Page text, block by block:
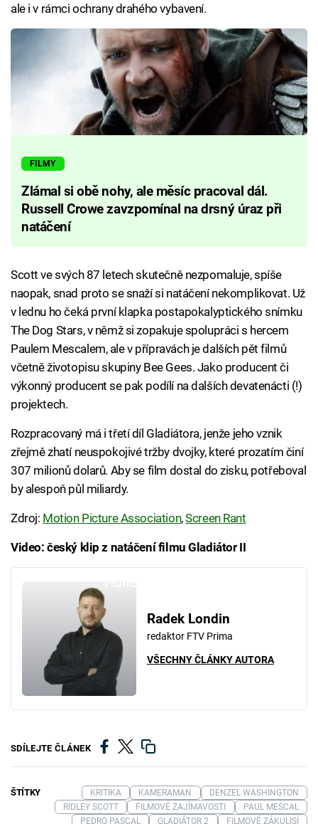
ale i v rámci ochrany drahého vybavení.
FILMY
Zlámal si obě nohy, ale měsíc pracoval dál.
Russell Crowe zavzpomínal na drsný úraz při
natáčení
Scott ve svých 87 letech skutečně nezpomaluje, spíše
naopak, snad proto se snaží si natáčení nekomplikovat. Už
v lednu ho čeká první klapka postapokalyptického snímku
The Dog Stars, v němž si zopakuje spolupráci s hercem
Paulem Mescalem, ale v přípravách je dalších pět filmů
včetně životopisu skupiny Bee Gees. Jako producent či
výkonný producent se pak podílí na dalších devatenácti (!)
projektech.
Rozpracovaný má i třetí díl Gladiátora, jenže jeho vznik
zřejmě zhatí neuspokojivé tržby dvojky, které prozatím činí
307 milionů dolarů. Aby se film dostal do zisku, potřeboval
by alespoň půl miliardy.
Zdroj: Motion Picture Association,Screen Rant
Video: český klip z natáčení filmu Gladiátor II
Radek Londin
redaktor FTV Prima
VŠECHNY ČLÁNKY AUTORA
SDÍLEJTE ČLÁNEK
ŠTÍTKY KRITIKA KAMERAMAN
DENZEL WASHINGTON
RIDLEY SCOTT
FILMOVÉ ZAJÍMAVOSTI
PAUL MESCAL
PEDRO PASCAL
GLADIÁTOR 2 FILMOVÉ ZÁKULISÍ